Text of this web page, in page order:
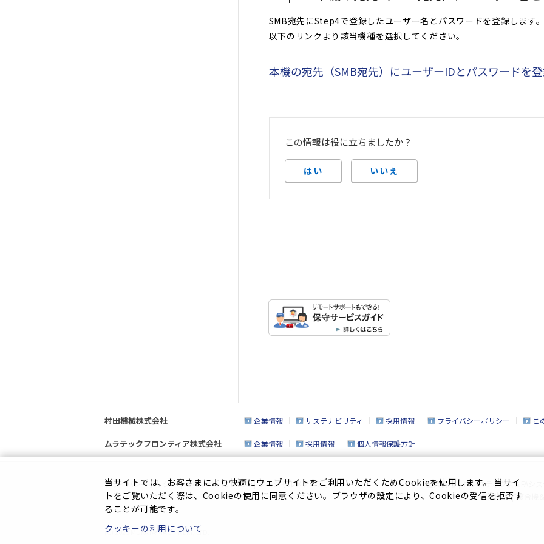
SMB宛先にStep4で登録したユーザー名とパスワードを登録します。
以下のリンクより該当機種を選択してください。
本機の宛先（SMB宛先）にユーザーIDとパスワードを
この情報は役に立ちましたか？
はい いいえ
村田機械株式会社 企業情報 サステナビリティ 採用情報 プライバシーポリシー こ
ムラテックフロンティア株式会社 企業情報 採用情報 個人情報保護方針
企業情報 | ロジスティクス＆FAシス
繊維機械 | 複合機
プライバシーポリシー | このサイトについて | ソーシャルメディアポリシー
(C) 2025 MURATA MACHINERY, LTD.
当サイトでは、お客さまにより快適にウェブサイトをご利用いただくためCookieを使用します。 当サイ
トをご覧いただく際は、Cookieの使用に同意ください。ブラウザの設定により、Cookieの受信を拒否す
ることが可能です。
クッキーの利用について